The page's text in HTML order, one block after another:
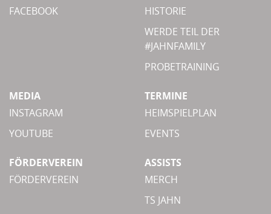
FACEBOOK
HISTORIE
WERDE TEIL DER
#JAHNFAMILY
PROBETRAINING
MEDIA
INSTAGRAM
YOUTUBE
TERMINE
HEIMSPIELPLAN
EVENTS
FÖRDERVEREIN
FÖRDERVEREIN
ASSISTS
MERCH
TS JAHN